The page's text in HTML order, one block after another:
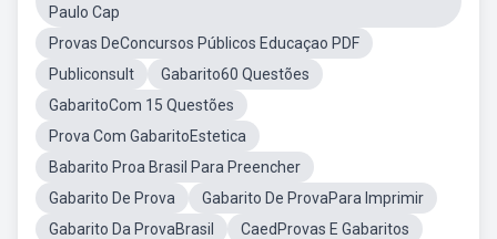
Paulo Cap
Provas DeConcursos Públicos Educaçao PDF
Publiconsult
Gabarito60 Questões
GabaritoCom 15 Questões
Prova Com GabaritoEstetica
Babarito Proa Brasil Para Preencher
Gabarito De Prova
Gabarito De ProvaPara Imprimir
Gabarito Da ProvaBrasil
CaedProvas E Gabaritos